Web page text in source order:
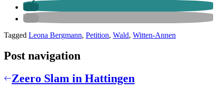
Tagged Leona Bergmann, Petition, Wald, Witten-Annen
Post navigation
Zeero Slam in Hattingen